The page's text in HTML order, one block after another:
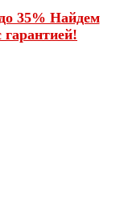
35% Найдем